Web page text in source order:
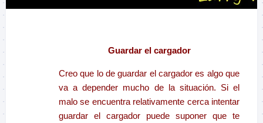
Guardar el cargador
Creo que lo de guardar el cargador es algo que
va a depender mucho de la situación. Si el
malo se encuentra relativamente cerca intentar
guardar el cargador puede suponer que te